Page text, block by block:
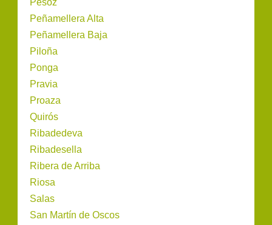
Peñamellera Alta
Peñamellera Baja
Piloña
Ponga
Pravia
Proaza
Quirós
Ribadedeva
Ribadesella
Ribera de Arriba
Riosa
Salas
San Martín de Oscos